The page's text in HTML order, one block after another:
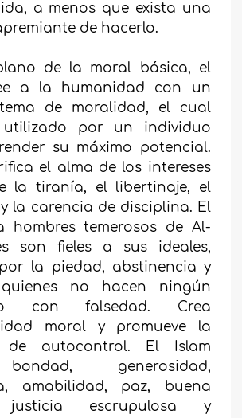
a menos que exista una
de hacerlo.
de la moral básica, el
a la humanidad con un
de moralidad, el cual
utilizado por un individuo
su máximo potencial.
el alma de los intereses
la tiranía, el libertinaje, el
la carencia de disciplina. El
hombres temerosos de Al-
son fieles a sus ideales,
la piedad, abstinencia y
no hacen ningún
con falsedad. Crea
moral y promueve la
de autocontrol. El Islam
generosidad,
amabilidad, paz, buena
justicia escrupulosa y